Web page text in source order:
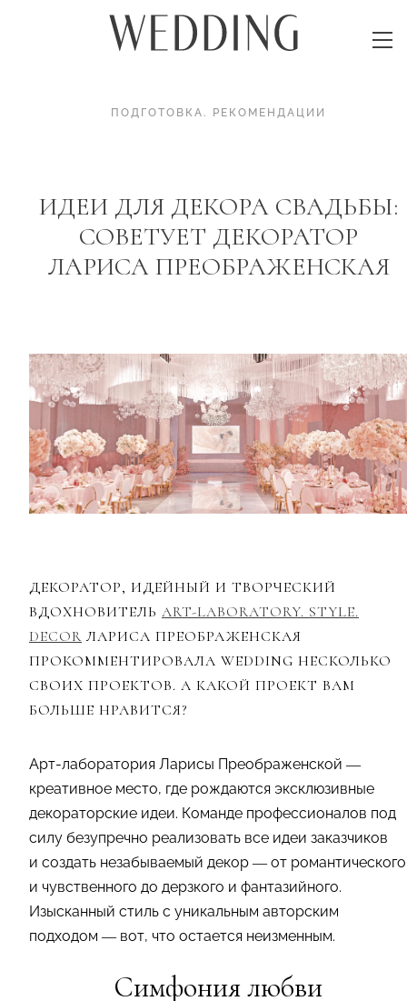
ПОДГОТОВКА. РЕКОМЕНДАЦИИ
ИДЕИ ДЛЯ ДЕКОРА СВАДЬБЫ:
СОВЕТУЕТ ДЕКОРАТОР
ЛАРИСА ПРЕОБРАЖЕНСКАЯ
ДЕКОРАТОР, ИДЕЙНЫЙ И ТВОРЧЕСКИЙ
ВДОХНОВИТЕЛЬ ART-LABORATORY. STYLE.
DECOR ЛАРИСА ПРЕОБРАЖЕНСКАЯ
ПРОКОММЕНТИРОВАЛА WEDDING НЕСКОЛЬКО
СВОИХ ПРОЕКТОВ. А КАКОЙ ПРОЕКТ ВАМ
БОЛЬШЕ НРАВИТСЯ?
Арт-лаборатория Ларисы Преображенской —
креативное место, где рождаются эксклюзивные
декораторские идеи. Команде профессионалов под
силу безупречно реализовать все идеи заказчиков
и создать незабываемый декор — от романтического
и чувственного до дерзкого и фантазийного.
Изысканный стиль с уникальным авторским
подходом — вот, что остается неизменным.
Симфония любви